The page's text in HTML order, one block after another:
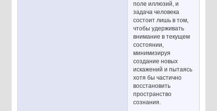
поле иллюзий, и
задача человека
состоит лишь в том,
чтобы удерживать
внимание в текущем
состоянии,
минимизируя
создание новых
искажений и пытаясь
хотя бы частично
восстановить
пространство
сознания.